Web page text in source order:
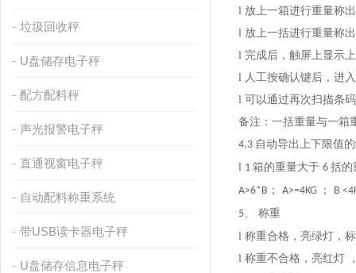
垃圾回收秤
U盘储存电子秤
配方配料秤
声光报警电子秤
直通视窗电子秤
自动配料称重系统
带USB读卡器电子秤
U盘储存信息电子秤
l 放上一箱进行重量称
l 放上一括进行重量称
l 完成后，触屏上显示
l 人工按确认键后，进
l 可以通过再次扫描条
备注 ： 一括重量与一箱
4.3 自动导出上下限值
l 1 箱的重量大于 6 括的
A>6*B ； A>=4KG ； B
5、 称重
l 称重合格，亮绿灯，
l 称重不合格，亮红灯